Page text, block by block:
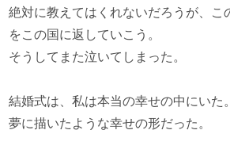
絶対に教えてはくれないだろうが、こ
をこの国に返していこう。
そうしてまた泣いてしまった。
結婚式は、私は本当の幸せの中にいた。
夢に描いたような幸せの形だった。